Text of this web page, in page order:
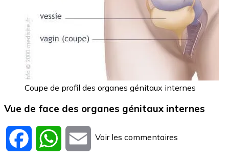
Coupe de profil des organes génitaux internes
Vue de face des organes génitaux internes
Facebook WhatsApp
Email
Voir les commentaires